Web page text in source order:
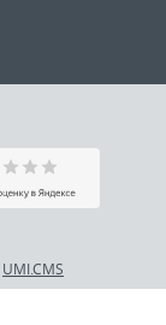
UMI.CMS